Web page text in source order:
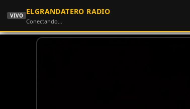
VIVO ELGRANDATERO RADIO
Conectando…